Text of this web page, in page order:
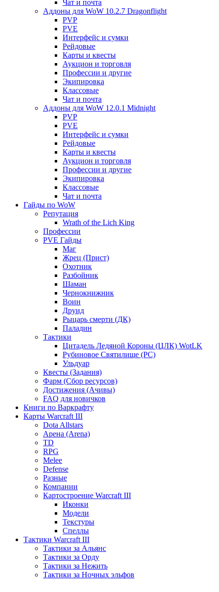
Чат и почта
Аддоны для WoW 10.2.7 Dragonflight
PVP
PVE
Интерфейс и сумки
Рейдовые
Карты и квесты
Аукцион и торговля
Профессии и другие
Экипировка
Классовые
Чат и почта
Аддоны для WoW 12.0.1 Midnight
PVP
PVE
Интерфейс и сумки
Рейдовые
Карты и квесты
Аукцион и торговля
Профессии и другие
Экипировка
Классовые
Чат и почта
Гайды по WoW
Репутация
Wrath of the Lich King
Профессии
PVE Гайды
Маг
Жрец (Прист)
Охотник
Разбойник
Шаман
Чернокнижник
Воин
Друид
Рыцарь смерти (ДК)
Паладин
Тактики
Цитадель Ледяной Короны (ЦЛК) WotLK
Рубиновое Святилище (РС)
Ульдуар
Квесты (Задания)
Фарм (Сбор ресурсов)
Достижения (Ачивы)
FAQ для новичков
Книги по Варкрафту
Карты Warcraft III
Dota Allstars
Арена (Arena)
TD
RPG
Melee
Defense
Разные
Компании
Картостроение Warcraft III
Иконки
Модели
Текстуры
Спеллы
Тактики Warcraft III
Тактики за Альянс
Тактики за Орду
Тактики за Нежить
Тактики за Ночных эльфов